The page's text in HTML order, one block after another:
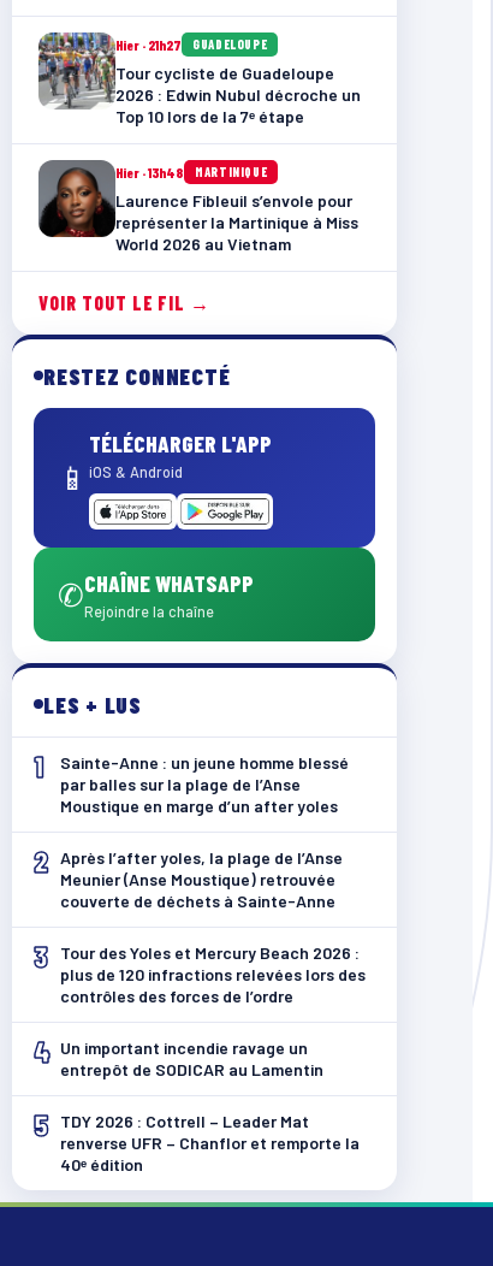
Hier · 21h27 GUADELOUPE
Tour cycliste de Guadeloupe
2026 : Edwin Nubul décroche un
Top 10 lors de la 7ᵉ étape
Hier · 13h48 MARTINIQUE
Laurence Fibleuil s’envole pour
représenter la Martinique à Miss
World 2026 au Vietnam
VOIR TOUT LE FIL →
RESTEZ CONNECTÉ
📱
TÉLÉCHARGER L'APP
iOS & Android
✆CHAÎNE WHATSAPP
Rejoindre la chaîne
LES + LUS
1
Sainte-Anne : un jeune homme blessé
par balles sur la plage de l’Anse
Moustique en marge d’un after yoles
2 Après l’after yoles, la plage de l’Anse
Meunier (Anse Moustique) retrouvée
couverte de déchets à Sainte-Anne
3
Tour des Yoles et Mercury Beach 2026 :
plus de 120 infractions relevées lors des
contrôles des forces de l’ordre
4 Un important incendie ravage un
entrepôt de SODICAR au Lamentin
5
TDY 2026 : Cottrell – Leader Mat
renverse UFR – Chanflor et remporte la
40ᵉ édition